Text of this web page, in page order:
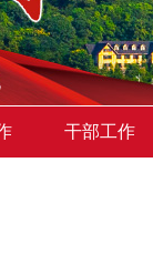
干部工作